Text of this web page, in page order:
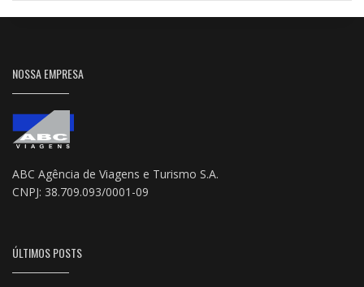
NOSSA EMPRESA
ABC Agência de Viagens e Turismo S.A.
CNPJ: 38.709.093/0001-09
ÚLTIMOS POSTS